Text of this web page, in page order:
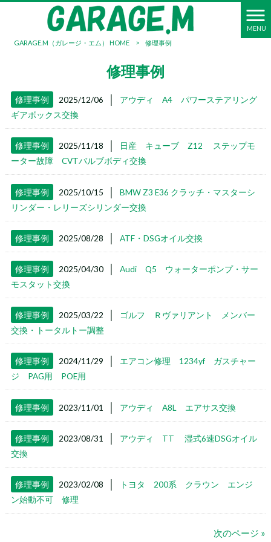
MENU
GARAGE.M（ガレージ・エム） HOME
> 修理事例
修理事例
修理事例 2025/12/06
アウディ A4 パワーステアリング
ギアボックス交換
修理事例 2025/11/18
日産 キューブ Z12 ステップモ
ーター故障 CVTバルブボディ交換
修理事例 2025/10/15
BMW Z3 E36 クラッチ・マスターシ
リンダー・レリーズシリンダー交換
修理事例 2025/08/28 ATF・DSGオイル交換
修理事例 2025/04/30
Audi Q5 ウォーターポンプ・サー
モスタット交換
修理事例 2025/03/22
ゴルフ Ｒヴァリアント メンバー
交換・トータルトー調整
修理事例 2024/11/29
エアコン修理 1234yf ガスチャー
ジ PAG用 POE用
修理事例 2023/11/01 アウディ A8L エアサス交換
修理事例 2023/08/31
アウディ TT 湿式6速DSGオイル
交換
修理事例 2023/02/08
トヨタ 200系 クラウン エンジ
ン始動不可 修理
次のページ »